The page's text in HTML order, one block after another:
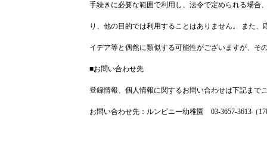
手続きに必要な範囲で利用し、法令で定められる場合
り、他の目的では利用することはありません。 また
イデア等と偶然に類似する可能性がございますが、そ
■お問い合わせ先
登録情報、個人情報に関するお問い合わせは下記まで
お問い合わせ先：ルンビニー幼稚園 03-3657-3613（